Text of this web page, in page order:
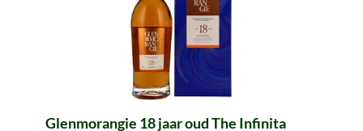
Glenmorangie 18 jaar oud The Infinita